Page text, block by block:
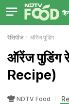
रेसिपीज ऑरेंज पुडिंग
ऑरेंज पुडिंग
Recipe)
NDTV Food